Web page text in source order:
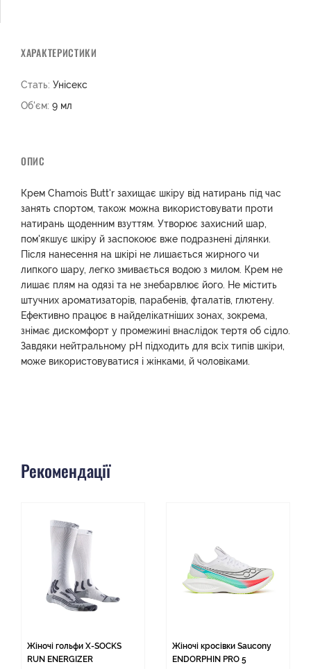
ХАРАКТЕРИСТИКИ
Стать: Унісекс
Об'єм: 9 мл
ОПИС
Крем Chamois Butt'r захищає шкіру від натирань під час
занять спортом, також можна використовувати проти
натирань щоденним взуттям. Утворює захисний шар,
пом'якшує шкіру й заспокоює вже подразнені ділянки.
Після нанесення на шкірі не лишається жирного чи
липкого шару, легко змивається водою з милом. Крем не
лишає плям на одязі та не знебарвлює його. Не містить
штучних ароматизаторів, парабенів, фталатів, глютену.
Ефективно працює в найделікатніших зонах, зокрема,
знімає дискомфорт у промежині внаслідок тертя об сідло.
Завдяки нейтральному pH підходить для всіх типів шкіри,
може використовуватися і жінками, й чоловіками.
Рекомендації
Жіночі гольфи X-SOCKS
RUN ENERGIZER
Жіночі кросівки Saucony
ENDORPHIN PRO 5